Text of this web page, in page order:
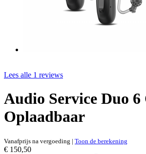
Lees alle 1 reviews
Audio Service Duo 6
Oplaadbaar
Vanafprijs na vergoeding | Toon de berekening
€ 150,50